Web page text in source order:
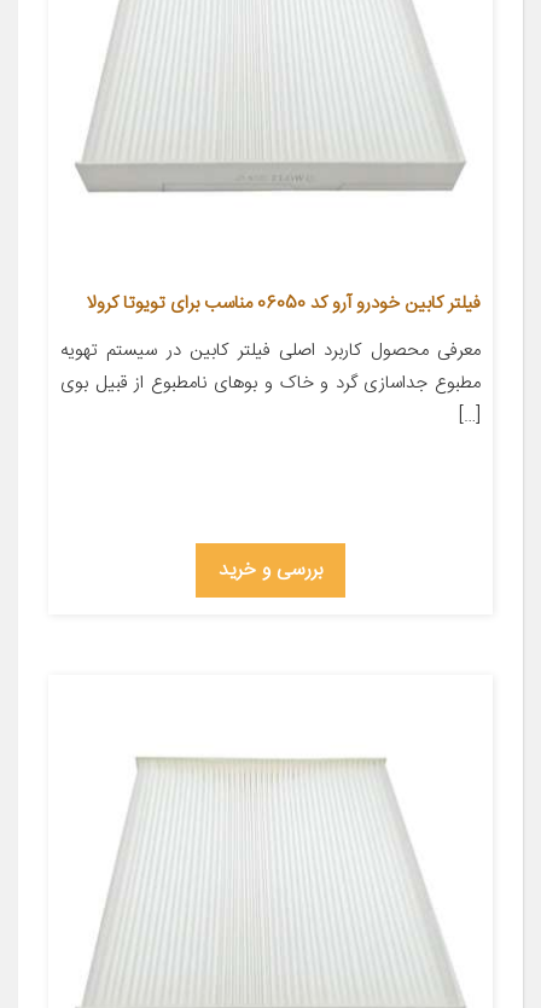
فیلتر کابین خودرو آرو کد 06050 مناسب برای تویوتا کرولا
معرفی محصول کاربرد اصلی فیلتر کابین در سیستم تهویه
مطبوع جداسازی گرد و خاک و بوهای نامطبوع از قبیل بوی
[…]
بررسی و خرید